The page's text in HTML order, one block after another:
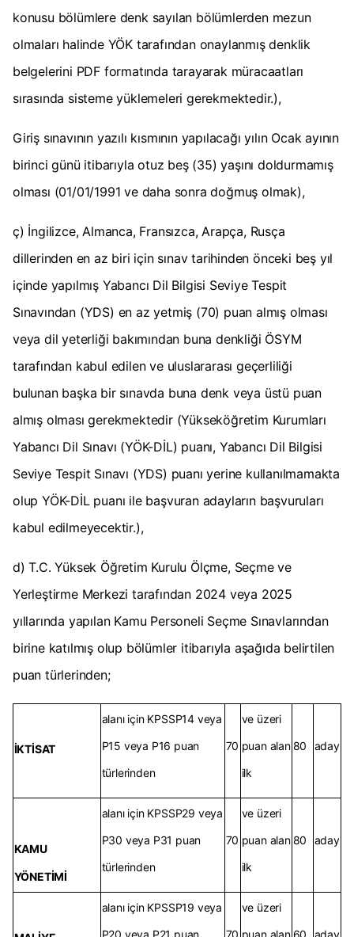
konusu bölümlere denk sayılan bölümlerden mezun
olmaları halinde YÖK tarafından onaylanmış denklik
belgelerini PDF formatında tarayarak müracaatları
sırasında sisteme yüklemeleri gerekmektedir.),
Giriş sınavının yazılı kısmının yapılacağı yılın Ocak ayının
birinci günü itibarıyla otuz beş (35) yaşını doldurmamış
olması (01/01/1991 ve daha sonra doğmuş olmak),
ç) İngilizce, Almanca, Fransızca, Arapça, Rusça
dillerinden en az biri için sınav tarihinden önceki beş yıl
içinde yapılmış Yabancı Dil Bilgisi Seviye Tespit
Sınavından (YDS) en az yetmiş (70) puan almış olması
veya dil yeterliği bakımından buna denkliği ÖSYM
tarafından kabul edilen ve uluslararası geçerliliği
bulunan başka bir sınavda buna denk veya üstü puan
almış olması gerekmektedir (Yükseköğretim Kurumları
Yabancı Dil Sınavı (YÖK-DİL) puanı, Yabancı Dil Bilgisi
Seviye Tespit Sınavı (YDS) puanı yerine kullanılmamakta
olup YÖK-DİL puanı ile başvuran adayların başvuruları
kabul edilmeyecektir.),
d) T.C. Yüksek Öğretim Kurulu Ölçme, Seçme ve
Yerleştirme Merkezi tarafından 2024 veya 2025
yıllarında yapılan Kamu Personeli Seçme Sınavlarından
birine katılmış olup bölümler itibarıyla aşağıda belirtilen
puan türlerinden;
İKTİSAT
alanı için KPSSP14 veya
P15 veya P16 puan
türlerinden
70
ve üzeri
puan alan
ilk
80 aday
KAMU
YÖNETİMİ
alanı için KPSSP29 veya
P30 veya P31 puan
türlerinden
70
ve üzeri
puan alan
ilk
80 aday
alanı için KPSSP19 veya
ve üzeri